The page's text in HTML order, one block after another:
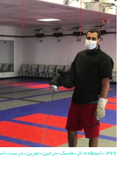
326.-استفاده-از-ماسک-درحین-تمرین-درست-است-یا-غلط